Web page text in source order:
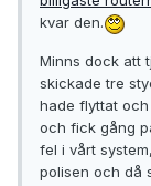
kvar den.
Minns dock att
skickade tre
hade flyttat
och fick gång
fel i vårt
polisen och då